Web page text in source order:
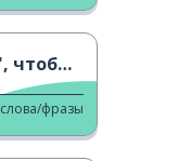
"готово"
слова/фразы